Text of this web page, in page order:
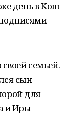
день в Кош-
семьей.
сын
для
и Иры